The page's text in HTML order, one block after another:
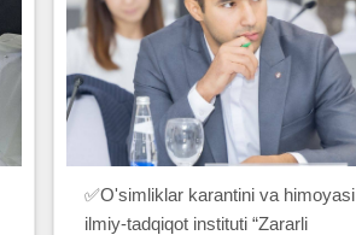
✅O'simliklar karantini va himoyasi
ilmiy-tadqiqot instituti “Zararli